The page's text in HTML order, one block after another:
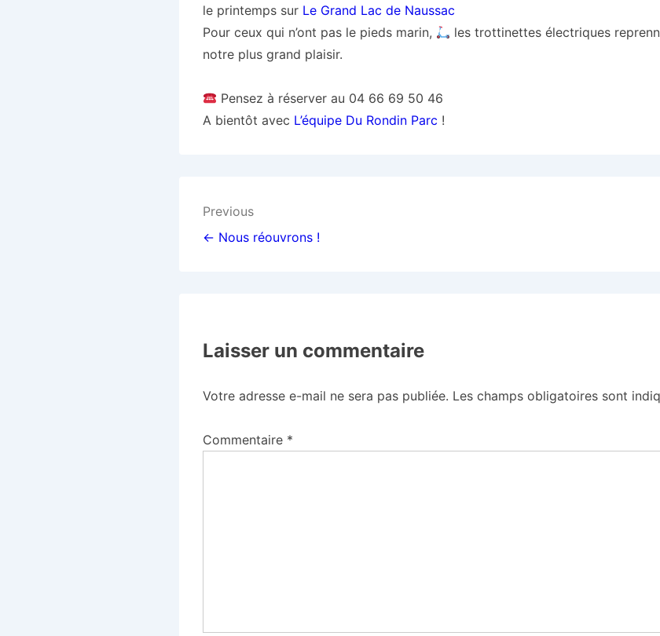
le printemps sur Le Grand Lac de Naussac
Pour ceux qui n’ont pas le pieds marin,
les trottinettes électriques
notre plus grand plaisir.
Pensez à réserver au 04 66 69 50 46
A bientôt avec L’équipe Du Rondin Parc !
Previous
← Nous réouvrons !
Laisser un commentaire
Votre adresse e-mail ne sera pas publiée. Les champs obligatoires sont
Commentaire *